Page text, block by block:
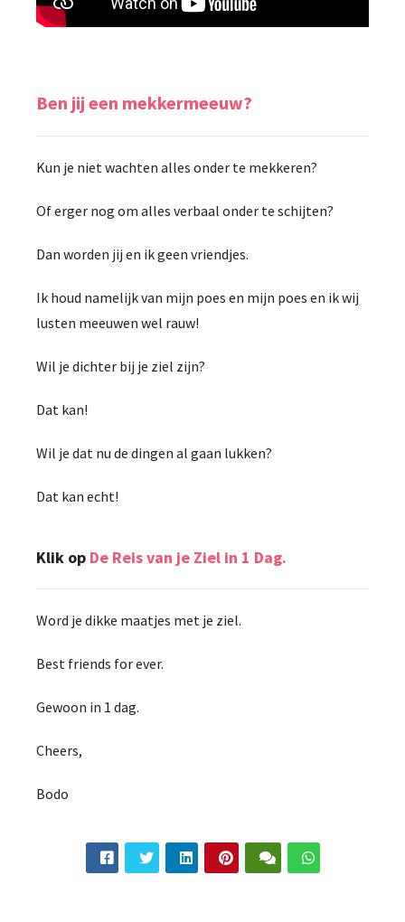
Ben jij een mekkermeeuw?
Kun je niet wachten alles onder te mekkeren?
Of erger nog om alles verbaal onder te schijten?
Dan worden jij en ik geen vriendjes.
Ik houd namelijk van mijn poes en mijn poes en ik wij
lusten meeuwen wel rauw!
Wil je dichter bij je ziel zijn?
Dat kan!
Wil je dat nu de dingen al gaan lukken?
Dat kan echt!
Klik op De Reis van je Ziel in 1 Dag.
Word je dikke maatjes met je ziel.
Best friends for ever.
Gewoon in 1 dag.
Cheers,
Bodo